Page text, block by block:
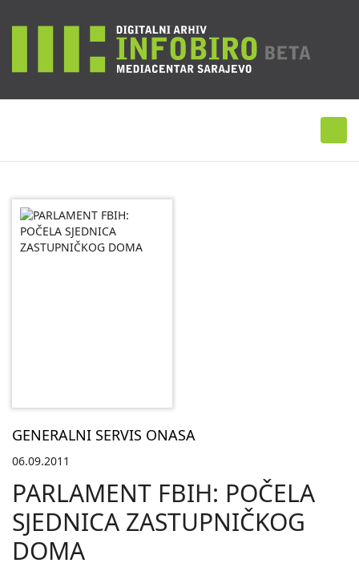
GENERALNI SERVIS ONASA
06.09.2011
PARLAMENT FBIH: POČELA
SJEDNICA ZASTUPNIČKOG
DOMA